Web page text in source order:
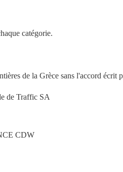
catégorie.
de la Grèce sans l'accord écrit
de Traffic SA
CDW